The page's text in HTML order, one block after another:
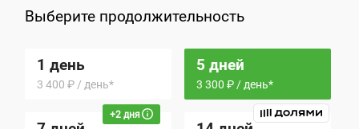
Выберите продолжительность
1 день
3 400 ₽ / день*
5 дней
3 300 ₽ / день*
+2 дня